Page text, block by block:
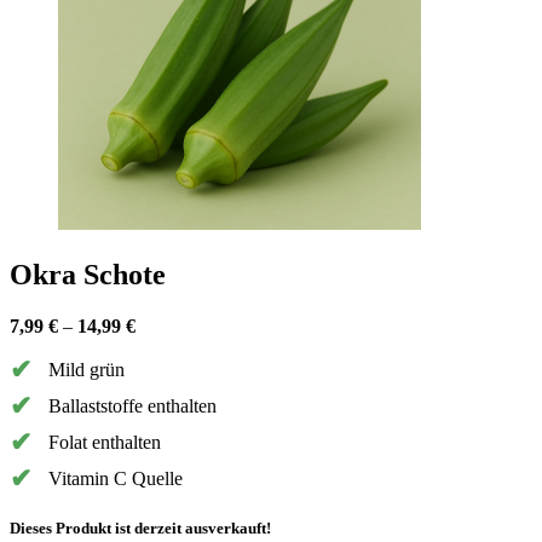
Okra Schote
7,99 € – 14,99 €
Mild grün
Ballaststoffe enthalten
Folat enthalten
Vitamin C Quelle
Dieses Produkt ist derzeit ausverkauft!